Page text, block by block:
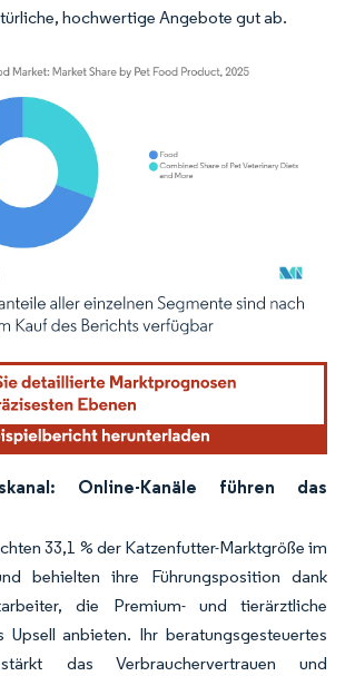
hochwertige Angebote gut ab.
Wiederverwendung erfordert Namensnennung
Online-Kanäle führen das
33,1 % der Katzenfutter-Marktgröße im
behielten ihre Führungsposition dank
die Premium- und tierärztliche
anbieten. Ihr beratungsgesteuertes
das Verbrauchervertrauen und